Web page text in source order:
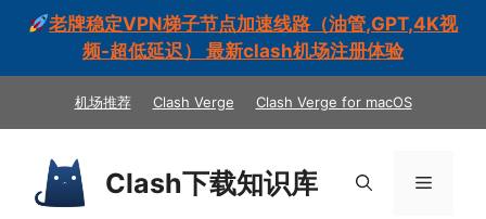
老牌稳定VPN梯子节点加速线路（油管,GPT,4K视
频-超低延迟） 最新clash机场注册体验
机场推荐 Clash Verge Clash Verge for macOS
Clash下载知识库 菜